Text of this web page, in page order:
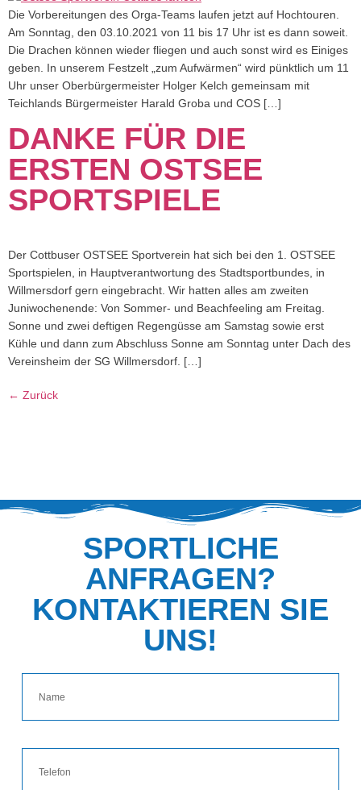
Die Vorbereitungen des Orga-Teams laufen jetzt auf Hochtouren.
Am Sonntag, den 03.10.2021 von 11 bis 17 Uhr ist es dann soweit.
Die Drachen können wieder fliegen und auch sonst wird es Einiges
geben. In unserem Festzelt „zum Aufwärmen“ wird pünktlich um 11
Uhr unser Oberbürgermeister Holger Kelch gemeinsam mit
Teichlands Bürgermeister Harald Groba und COS […]
DANKE FÜR DIE
ERSTEN OSTSEE
SPORTSPIELE
Der Cottbuser OSTSEE Sportverein hat sich bei den 1. OSTSEE
Sportspielen, in Hauptverantwortung des Stadtsportbundes, in
Willmersdorf gern eingebracht. Wir hatten alles am zweiten
Juniwochenende: Von Sommer- und Beachfeeling am Freitag.
Sonne und zwei deftigen Regengüsse am Samstag sowie erst
Kühle und dann zum Abschluss Sonne am Sonntag unter Dach des
Vereinsheim der SG Willmersdorf. […]
← Zurück
SPORTLICHE
ANFRAGEN?
KONTAKTIEREN SIE
UNS!